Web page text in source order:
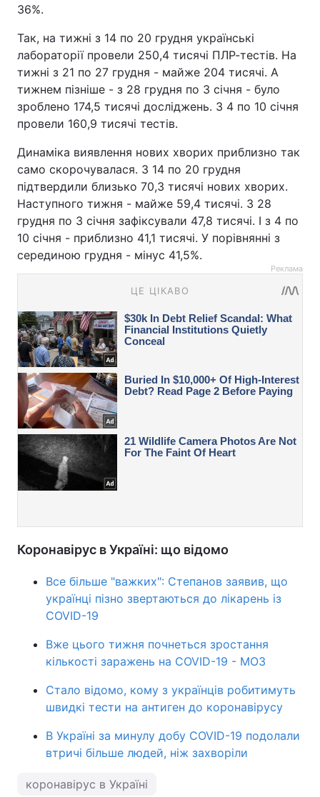
36%.
Так, на тижні з 14 по 20 грудня українські
лабораторії провели 250,4 тисячі ПЛР-тестів. На
тижні з 21 по 27 грудня - майже 204 тисячі. А
тижнем пізніше - з 28 грудня по 3 січня - було
зроблено 174,5 тисячі досліджень. З 4 по 10 січня
провели 160,9 тисячі тестів.
Динаміка виявлення нових хворих приблизно так
само скорочувалася. З 14 по 20 грудня
підтвердили близько 70,3 тисячі нових хворих.
Наступного тижня - майже 59,4 тисячі. З 28
грудня по 3 січня зафіксували 47,8 тисячі. І з 4 по
10 січня - приблизно 41,1 тисячі. У порівнянні з
серединою грудня - мінус 41,5%.
Реклама
Коронавірус в Україні: що відомо
Все більше "важких": Степанов заявив, що
українці пізно звертаються до лікарень із
COVID-19
Вже цього тижня почнеться зростання
кількості заражень на COVID-19 - МОЗ
Стало відомо, кому з українців робитимуть
швидкі тести на антиген до коронавірусу
В Україні за минулу добу COVID-19 подолали
втричі більше людей, ніж захворіли
коронавірус в Україні